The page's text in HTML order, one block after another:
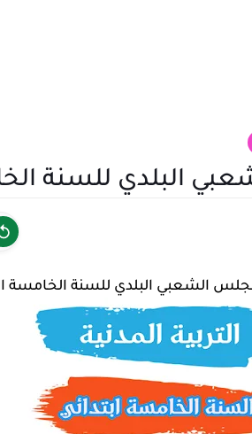
البلدي للسنة
الشعبي البلدي للسنة الخامسة